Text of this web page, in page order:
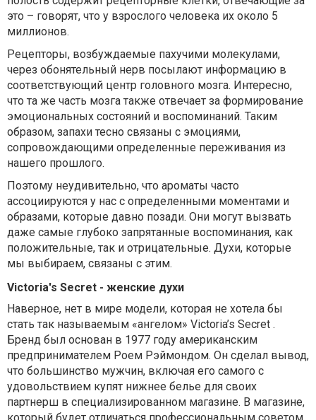
это – говорят, что у взрослого человека их около 5
миллионов.
Рецепторы, возбуждаемые пахучими молекулами,
через обонятельный нерв посылают информацию в
соответствующий центр головного мозга. Интересно,
что та же часть мозга также отвечает за формирование
эмоциональных состояний и воспоминаний. Таким
образом, запахи тесно связаны с эмоциями,
сопровождающими определенные переживания из
нашего прошлого.
Поэтому неудивительно, что ароматы часто
ассоциируются у нас с определенными моментами и
образами, которые давно позади. Они могут вызвать
даже самые глубоко запрятанные воспоминания, как
положительные, так и отрицательные. Духи, которые
мы выбираем, связаны с этим.
Victoria's Secret - женские духи
Наверное, нет в мире модели, которая не хотела бы
стать так называемым «ангелом» Victoria’s Secret .
Бренд был основан в 1977 году американским
предпринимателем Роем Рэймондом. Он сделал вывод,
что большинство мужчин, включая его самого с
удовольствием купят нижнее белье для своих
партнерш в специализированном магазине. В магазине,